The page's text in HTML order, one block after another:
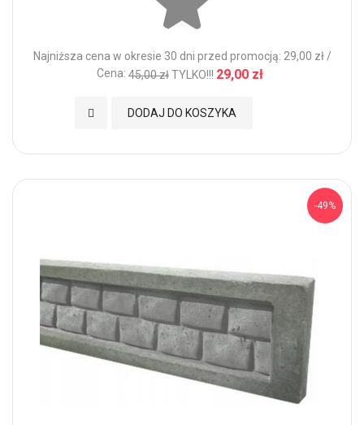
Najniższa cena w okresie 30 dni przed promocją: 29,00 zł /
Cena: 45,00 złTYLKO!!! 29,00 zł
DODAJ DO KOSZYKA
Dodaj do Ulubionych
-49%